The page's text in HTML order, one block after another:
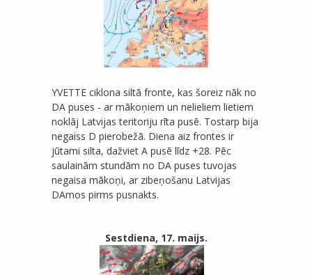
YVETTE ciklona siltā fronte, kas šoreiz nāk no
DA puses - ar mākoņiem un nelieliem lietiem
noklāj Latvijas teritoriju rīta pusē. Tostarp bija
negaiss D pierobežā. Diena aiz frontes ir
jūtami silta, dažviet A pusē līdz +28. Pēc
saulainām stundām no DA puses tuvojas
negaisa mākoņi, ar zibeņošanu Latvijas
DAmos pirms pusnakts.
Sestdiena, 17. maijs.